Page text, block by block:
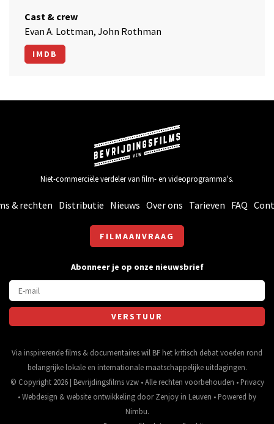
Cast & crew
Evan A. Lottman, John Rothman
IMDB
Niet-commerciële verdeler van film- en videoprogramma's.
& rechten Distributie Nieuws Over ons Tarieven FAQ
FILMAANVRAAG
Abonneer je op onze nieuwsbrief
Via inspirerende films & documentaires wil BF het kritisch debat voeden rond
belangrijke lokale en internationale maatschappelijke uitdagingen.
© Copyright 2026 | Bevrijdingsfilms vzw • Alle rechten voorbehouden • Privacy
•Webdesign &website ontwikkeling doorZenjoy in Leuven • Powered by
Nimbu.